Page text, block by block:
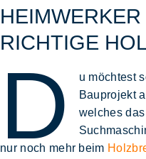
RICHTIGE
D u möchtest
Bauprojekt
welches das
nur noch mehr beim